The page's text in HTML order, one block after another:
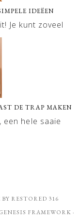
IDEËEN
Je kunt zoveel
DE TRAP MAKEN
een hele saaie
BY RESTORED 316
FRAMEWORK ·